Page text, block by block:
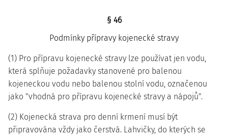
§ 46
Podmínky přípravy kojenecké stravy
(1) Pro přípravu kojenecké stravy lze používat jen vodu,
která splňuje požadavky stanovené pro balenou
kojeneckou vodu nebo balenou stolní vodu, označenou
jako "vhodná pro přípravu kojenecké stravy a nápojů".
(2) Kojenecká strava pro denní krmení musí být
připravována vždy jako čerstvá. Lahvičky, do kterých se